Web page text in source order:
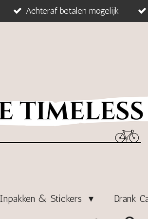
Achteraf betalen mogelijk
Inpakken & Stickers Drank